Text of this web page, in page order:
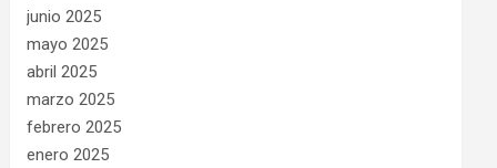
junio 2025
mayo 2025
abril 2025
marzo 2025
febrero 2025
enero 2025